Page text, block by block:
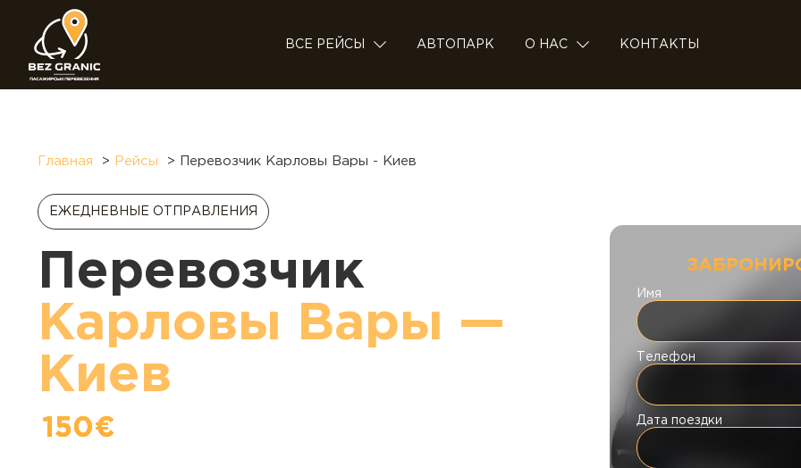
ВСЕ РЕЙСЫ АВТОПАРК О НАС КОНТАКТЫ
Главная Рейсы Перевозчик Карловы Вары - Киев
ЕЖЕДНЕВНЫЕ ОТПРАВЛЕНИЯ
Перевозчик
Карловы Вары —
Киев
150€
Имя
Телефон
Дата поездки